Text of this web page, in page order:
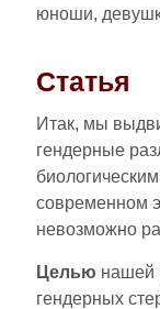
юноши,
Статья
Итак, мы
гендерные
современном
невозможно
Целью нашей
гендерных